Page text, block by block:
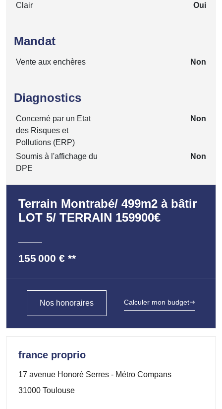
Clair Oui
Mandat
Vente aux enchères Non
Diagnostics
Concerné par un Etat
des Risques et
Pollutions (ERP)
Non
Soumis à l'affichage du
DPE
Non
Terrain Montrabé/ 499m2 à bâtir
LOT 5/ TERRAIN 159900€
155 000 € **
Nos honoraires Calculer mon budget
france proprio
17 avenue Honoré Serres - Métro Compans
31000 Toulouse